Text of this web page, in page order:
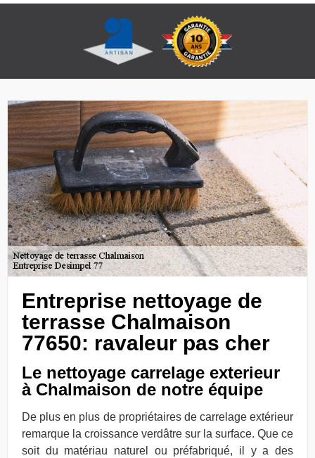
Entreprise nettoyage de
terrasse Chalmaison
77650: ravaleur pas cher
Le nettoyage carrelage exterieur
à Chalmaison de notre équipe
De plus en plus de propriétaires de carrelage extérieur
remarque la croissance verdâtre sur la surface. Que ce
soit du matériau naturel ou préfabriqué, il y a des